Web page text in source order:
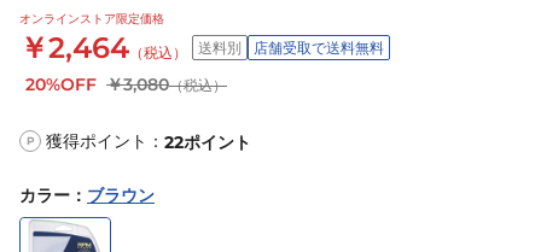
オンラインストア限定価格
￥2,464 （税込） 送料別 店舗受取で送料無料
20%OFF ￥3,080（税込）
P 獲得ポイント： 22ポイント
カラー ： ブラウン